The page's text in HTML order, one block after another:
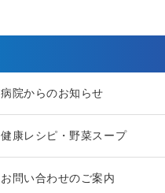
病院からのお知らせ
健康レシピ・野菜スープ
お問い合わせのご案内